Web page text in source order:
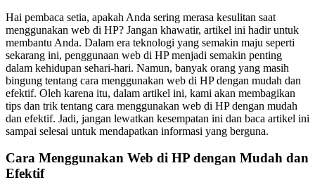
Hai pembaca setia, apakah Anda sering merasa kesulitan saat
menggunakan web di HP? Jangan khawatir, artikel ini hadir untuk
membantu Anda. Dalam era teknologi yang semakin maju seperti
sekarang ini, penggunaan web di HP menjadi semakin penting
dalam kehidupan sehari-hari. Namun, banyak orang yang masih
bingung tentang cara menggunakan web di HP dengan mudah dan
efektif. Oleh karena itu, dalam artikel ini, kami akan membagikan
tips dan trik tentang cara menggunakan web di HP dengan mudah
dan efektif. Jadi, jangan lewatkan kesempatan ini dan baca artikel ini
sampai selesai untuk mendapatkan informasi yang berguna.
Cara Menggunakan Web di HP dengan Mudah dan
Efektif